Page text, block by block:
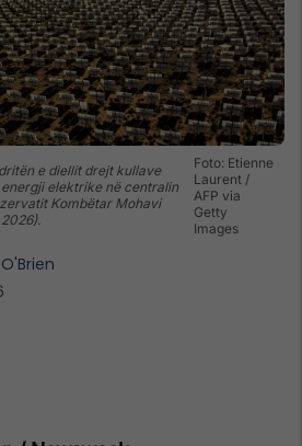
e diellit drejt kullave
elektrike në centralin
Kombëtar Mohavi
Foto: Etienne
Laurent /
AFP via
Getty
Images